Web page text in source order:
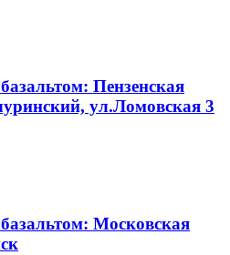
Пензенская
ул.Ломовская 3
Московская